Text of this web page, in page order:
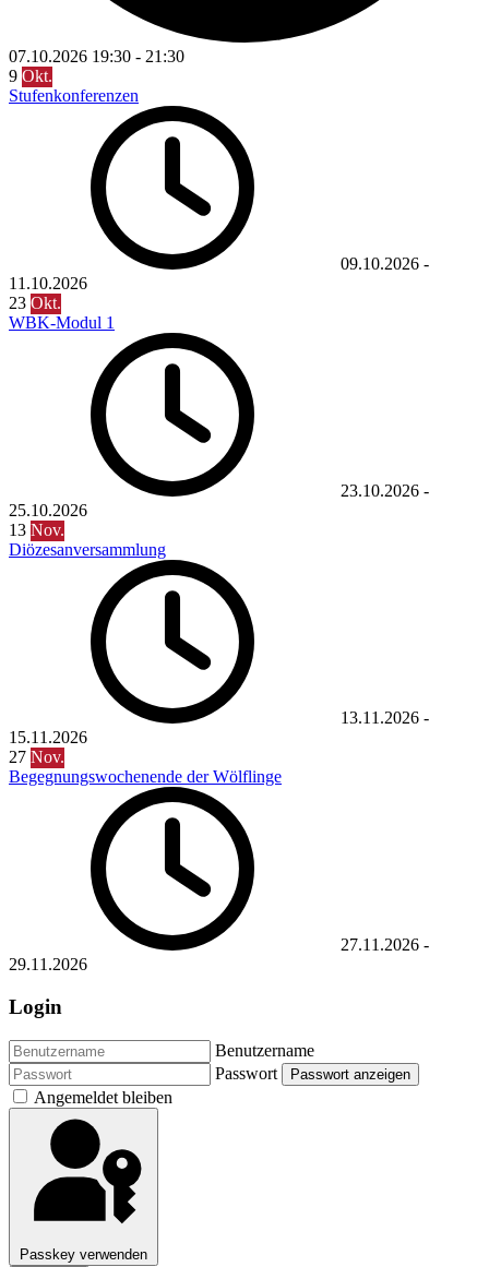
07.10.2026 19:30 - 21:30
9 Okt.
Stufenkonferenzen
09.10.2026 -
11.10.2026
23 Okt.
WBK-Modul 1
23.10.2026 -
25.10.2026
13 Nov.
Diözesanversammlung
13.11.2026 -
15.11.2026
27 Nov.
Begegnungswochenende der Wölflinge
27.11.2026 -
29.11.2026
Login
Benutzername
Passwort
Passwort anzeigen
Angemeldet bleiben
Passkey verwenden